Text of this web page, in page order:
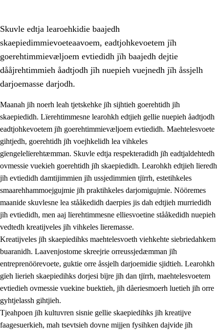
1.1 Almetjeaarvoe
1.2 Identiteete jïh kulturellen gellievoete
1.3 Laejhtehks ussjedimmie jïh etihkeles vuajnoe
Skaepiedimmievoeteaavoe, eadtjohkevoete jïh
goerehtimmievæljoe
1.5 Eatnemem krööhkestidh jïh byjresegoerkesevoete
1.6 Demokratije jïh meatanårrome
Skuvle edtja learoehkidie baajedh
skaepiedimmievoeteaavoem, eadtjohkevoetem jïh
goerehtimmievæljoem evtiedidh jïh baajedh dejtie
dååjrehtimmieh åadtjodh jïh nuepieh vuejnedh jïh åssjelh
darjoemasse darjodh.
Maanah jïh noerh leah tjetskehke jïh sijhtieh goerehtidh jïh
skaepiedidh. Lïerehtimmesne learohkh edtjieh gellie nuepieh åadtjodh
eadtjohkevoetem jïh goerehtimmievæljoem evtiedidh. Maehtelesvoete
gihtjedh, goerehtidh jïh voejhkelidh lea vihkeles
gïengelelïerehtæmman. Skuvle edtja respekteradidh jïh eadtjaldehtedh
ovmessie vuekieh goerehtidh jïh skaepiedidh. Learohkh edtjieh lïeredh
jïh evtiedidh damtijimmien jïh ussjedimmien tjïrrh, estetihkeles
smaarehhammoejgujmie jïh praktihkeles darjomigujmie. Nööremes
maanide skuvlesne lea stååkedidh daerpies jis dah edtjieh murriedidh
jïh evtiedidh, men aaj lïerehtimmesne elliesvoetine stååkedidh nuepieh
vedtedh kreatijveles jïh vihkeles lïeremasse.
Kreatijveles jïh skaepiedihks maehtelesvoeth viehkehte siebriedahkem
buaranidh. Laavenjostome skreejrie orreussjedæmman jïh
entreprenöörevoete, guktie orre åssjelh darjoemidie sjidtieh. Learohkh
gïeh lierieh skaepiedihks dorjesi bïjre jïh dan tjïrrh, maehtelesvoetem
evtiedieh ovmessie vuekine buektieh, jïh dåeriesmoerh luetieh jïh orre
gyhtjelassh gihtjieh.
Tjeahpoen jïh kultuvren sisnie gellie skaepiedihks jïh kreatijve
faagesuerkieh, mah tsevtsieh dovne mijjen fysihken dajvide jïh